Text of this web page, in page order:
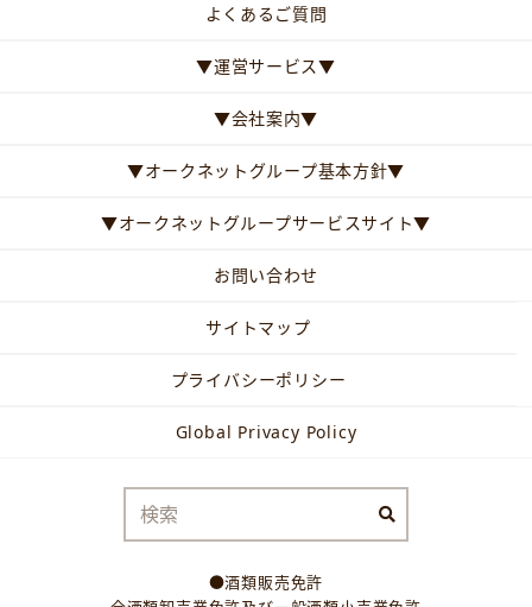
よくあるご質問
▼運営サービス▼
▼会社案内▼
▼オークネットグループ基本方針▼
▼オークネットグループサービスサイト▼
お問い合わせ
サイトマップ
プライバシーポリシー
Global Privacy Policy
●酒類販売免許